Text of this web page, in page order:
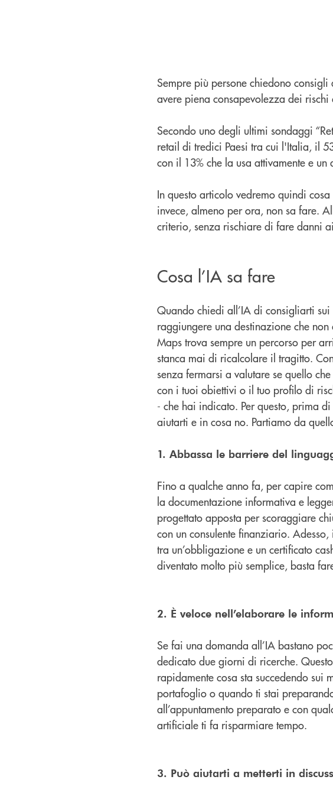
Sempre più persone chiedono
avere piena consapevolezza dei rischi
Secondo uno degli ultimi sondaggi
retail di tredici Paesi tra cui l'Italia, il
con il 13% che la usa attivamente e
In questo articolo vedremo quindi
invece, almeno per ora, non sa fare.
criterio, senza rischiare di fare danni
Cosa l’IA sa fare
Quando chiedi all’IA di consigliarti
raggiungere una destinazione che
Maps trova sempre un percorso per
stanca mai di ricalcolare il tragitto.
senza fermarsi a valutare se quello
con i tuoi obiettivi o il tuo profilo di
- che hai indicato. Per questo, prima
aiutarti e in cosa no. Partiamo da
1. Abbassa le barriere del
Fino a qualche anno fa, per capire
la documentazione informativa e
progettato apposta per scoraggiare
con un consulente finanziario.
tra un’obbligazione e un certificato
diventato molto più semplice, basta
2. È veloce nell’elaborare le
Se fai una domanda all’IA bastano
dedicato due giorni di ricerche.
rapidamente cosa sta succedendo sui
portafoglio o quando ti stai
all’appuntamento preparato e con
artificiale ti fa risparmiare tempo.
3. Può aiutarti a metterti in